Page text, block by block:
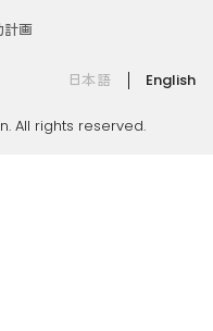
画
日本語
English
All rights reserved.